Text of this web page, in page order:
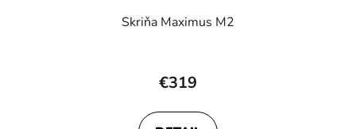
Skriňa Maximus M2
€319